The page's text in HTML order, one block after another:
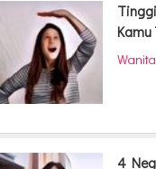
Wanita
4